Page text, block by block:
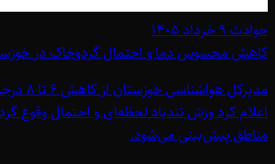
حوادث۹ خرداد ۱۴۰۵
کاهش محسوس دما و احتمال گردوخاک در
مدیرکل
اعلام کرد وزش تندباد لحظه‌ای و احتمال وقوع
مناطق پیش‌بینی می‌شود.